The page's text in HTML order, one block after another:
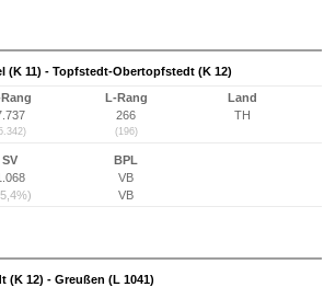
(K 11) - Topfstedt-Obertopfstedt (K 12)
Rang
L-Rang
266
(196)
Land
TH
SV
BPL
VB
VB
12) - Greußen (L 1041)